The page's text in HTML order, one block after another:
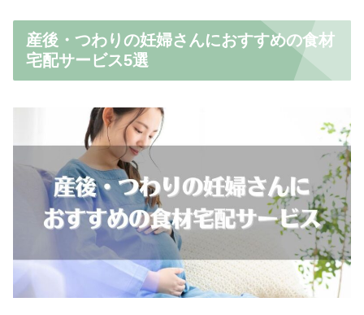
産後・つわりの妊婦さんにおすすめの食材
宅配サービス5選